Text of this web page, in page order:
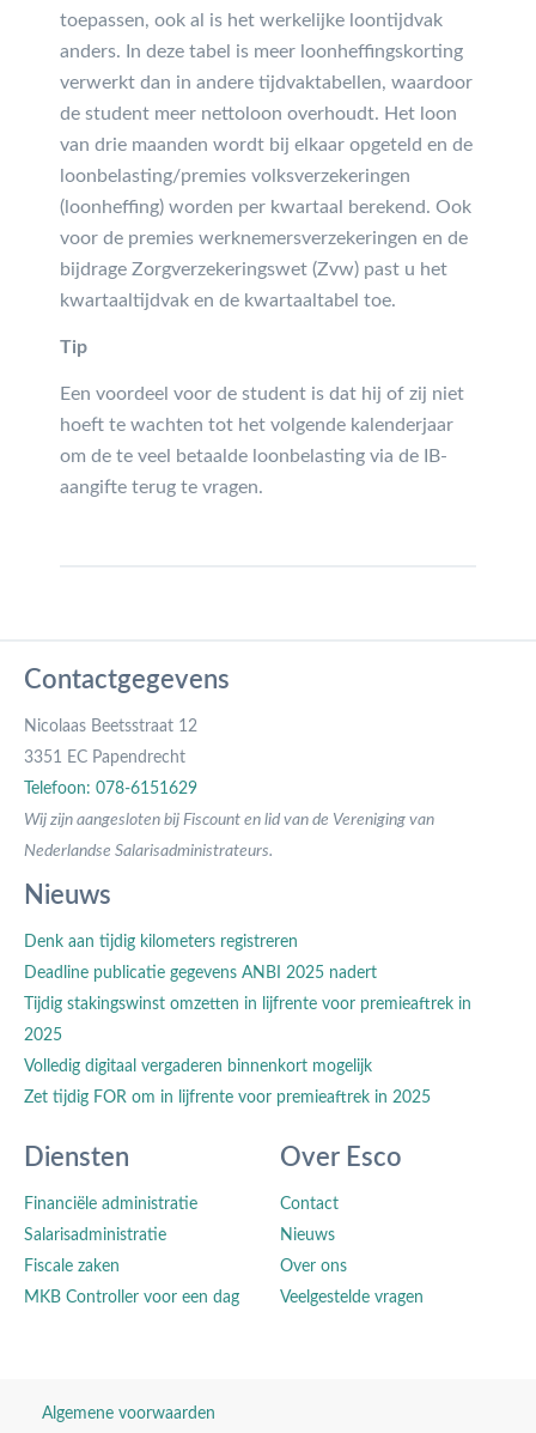
toepassen, ook al is het werkelijke loontijdvak
anders. In deze tabel is meer loonheffingskorting
verwerkt dan in andere tijdvaktabellen, waardoor
de student meer nettoloon overhoudt. Het loon
van drie maanden wordt bij elkaar opgeteld en de
loonbelasting/premies volksverzekeringen
(loonheffing) worden per kwartaal berekend. Ook
voor de premies werknemersverzekeringen en de
bijdrage Zorgverzekeringswet (Zvw) past u het
kwartaaltijdvak en de kwartaaltabel toe.
Tip
Een voordeel voor de student is dat hij of zij niet
hoeft te wachten tot het volgende kalenderjaar
om de te veel betaalde loonbelasting via de IB-
aangifte terug te vragen.
Contactgegevens
Nicolaas Beetsstraat 12
3351 EC Papendrecht
Telefoon: 078-6151629
Wij zijn aangesloten bij Fiscount en lid van de Vereniging van
Nederlandse Salarisadministrateurs.
Nieuws
Denk aan tijdig kilometers registreren
Deadline publicatie gegevens ANBI 2025 nadert
Tijdig stakingswinst omzetten in lijfrente voor premieaftrek in
2025
Volledig digitaal vergaderen binnenkort mogelijk
Zet tijdig FOR om in lijfrente voor premieaftrek in 2025
Diensten
Financiële administratie
Salarisadministratie
Fiscale zaken
MKB Controller voor een dag
Over Esco
Contact
Nieuws
Over ons
Veelgestelde vragen
Algemene voorwaarden